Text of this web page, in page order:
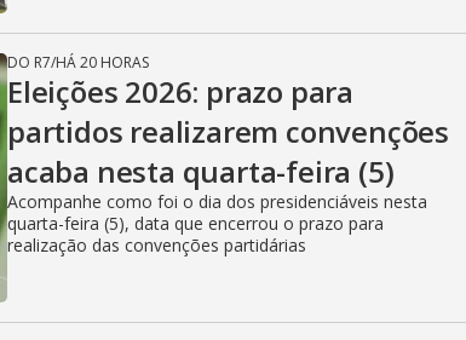
DO R7/HÁ 20 HORAS
Eleições 2026: prazo para
partidos realizarem convenções
acaba nesta quarta-feira (5)
Acompanhe como foi o dia dos presidenciáveis nesta
quarta-feira (5), data que encerrou o prazo para
realização das convenções partidárias